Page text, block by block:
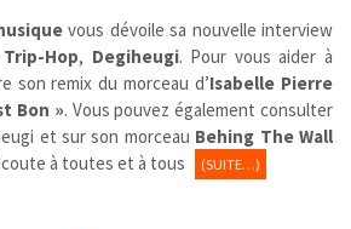
vous dévoile sa nouvelle interview
Trip-Hop, Degiheugi. Pour vous aider à
son remix du morceau d’Isabelle Pierre
Bon ». Vous pouvez également consulter
et sur son morceau Behing The Wall
à toutes et à tous (SUITE…)